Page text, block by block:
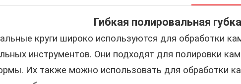
Гибкая полировальная
круги широко используются для обработки
инструментов. Они подходят для полировки
Их также можно использовать для обработки